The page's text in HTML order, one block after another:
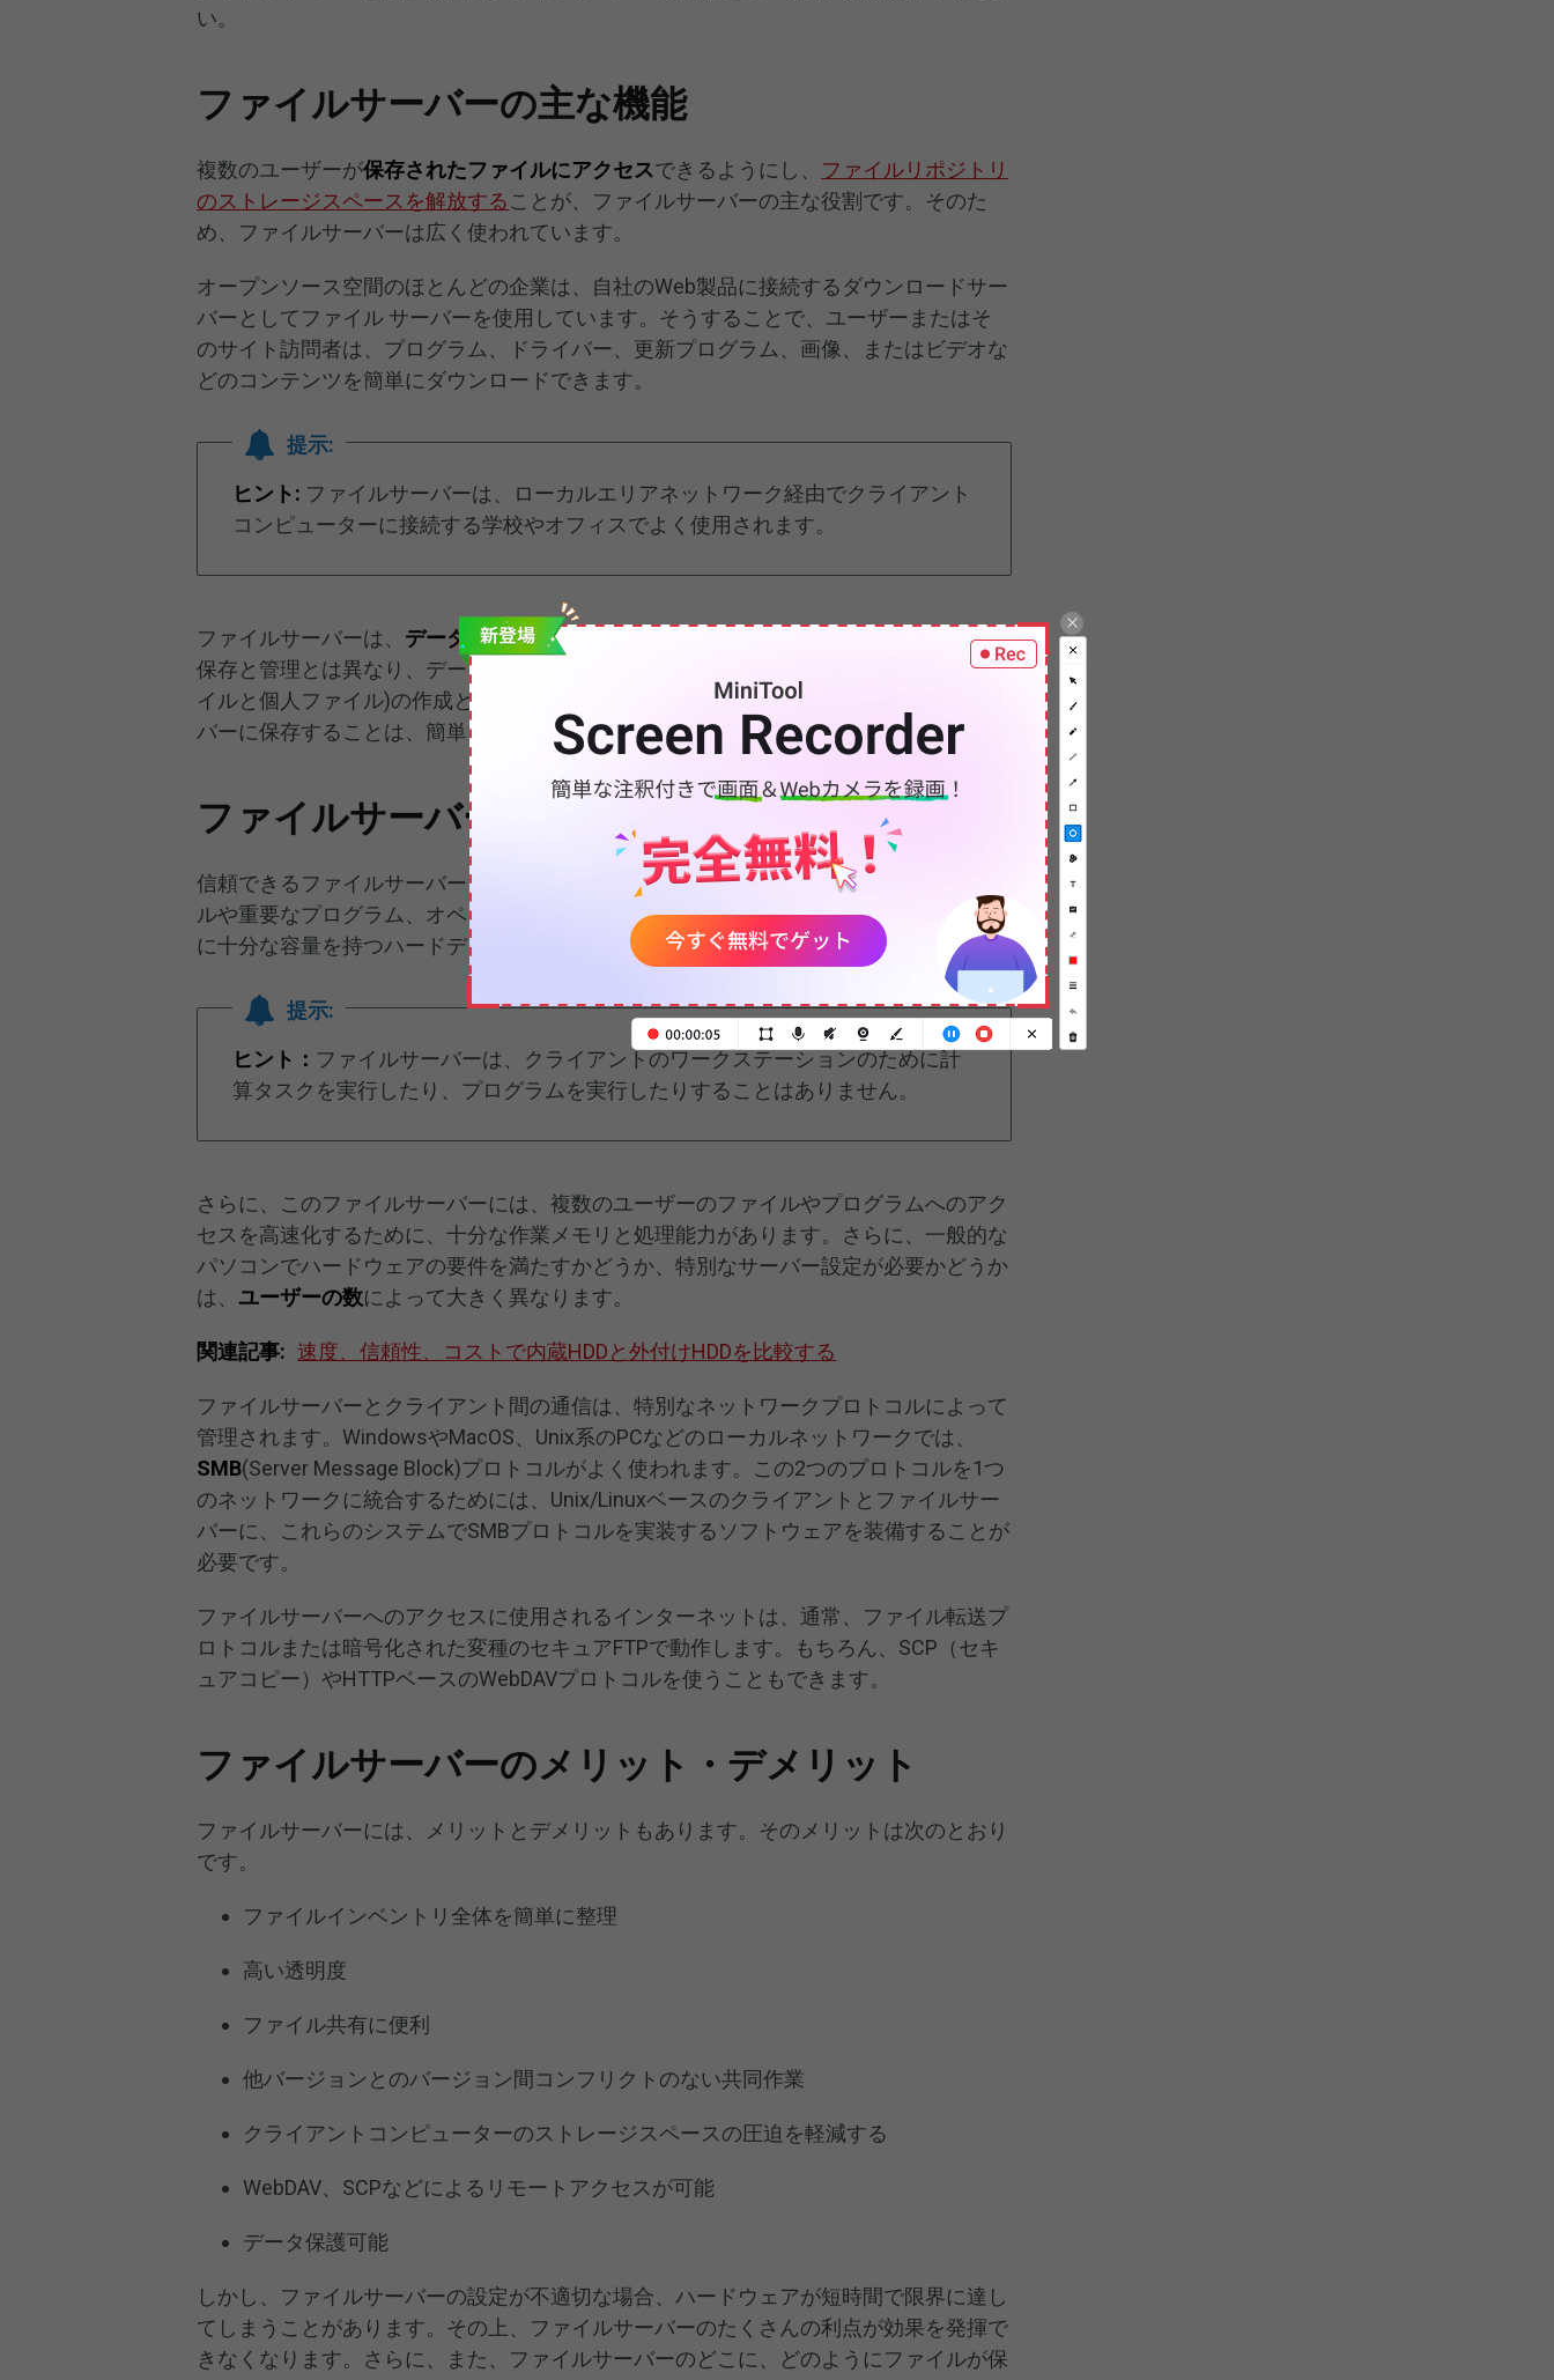
い。
ファイルサーバーの主な機能
複数のユーザーが保存されたファイルにアクセスできるようにし、 ファイルリポジトリ
のストレージスペースを解放することが、ファイルサーバーの主な役割です。そのた
め、ファイルサーバーは広く使われています。
オープンソース空間のほとんどの企業は、自社のWeb製品に接続するダウンロードサー
バーとしてファイル サーバーを使用しています。そうすることで、ユーザーまたはそ
のサイト訪問者は、プログラム、ドライバー、更新プログラム、画像、またはビデオな
どのコンテンツを簡単にダウンロードできます。
提示:
ヒント: ファイルサーバーは、ローカルエリアネットワーク経由でクライアント
コンピューターに接続する学校やオフィスでよく使用されます。
ファイルサーバーは、 データのバックアップ
にも使用できます。 関連するファイルの
保存と管理とは異なり、データのバックアップは、従来のバックアップ(システムファ
イルと個人ファイル)の作成と維持を指します。 これらのバックアップをファイルサー
バーに保存することは、簡単で安価な方法です。
ファイルサーバーの仕組み
信頼できるファイルサーバーとなるためには、適切なハードウェアが必要です。ファイ
ルや重要なプログラム、オペレーティングシステム、クライアントソフトウェアのため
に十分な容量を持つハードディスクを用意することも必要です。
提示:
ヒント： ファイルサーバーは、クライアントのワークステーションのために計
算タスクを実行したり、プログラムを実行したりすることはありません。
さらに、このファイルサーバーには、複数のユーザーのファイルやプログラムへのアク
セスを高速化するために、十分な作業メモリと処理能力があります。さらに、一般的な
パソコンでハードウェアの要件を満たすかどうか、特別なサーバー設定が必要かどうか
は、ユーザーの数によって大きく異なります。
関連記事: 速度、信頼性、コストで内蔵HDDと外付けHDDを比較する
ファイルサーバーとクライアント間の通信は、特別なネットワークプロトコルによって
管理されます。WindowsやMacOS、Unix系のPCなどのローカルネットワークでは、
SMB(Server Message Block)プロトコルがよく使われます。この2つのプロトコルを1つ
のネットワークに統合するためには、Unix/Linuxベースのクライアントとファイルサー
バーに、これらのシステムでSMBプロトコルを実装するソフトウェアを装備することが
必要です。
ファイルサーバーへのアクセスに使用されるインターネットは、通常、ファイル転送プ
ロトコルまたは暗号化された変種のセキュアFTPで動作します。もちろん、SCP（セキ
ュアコピー）やHTTPベースのWebDAVプロトコルを使うこともできます。
ファイルサーバーのメリット・デメリット
ファイルサーバーには、メリットとデメリットもあります。そのメリットは次のとおり
です。
ファイルインベントリ全体を簡単に整理
高い透明度
ファイル共有に便利
他バージョンとのバージョン間コンフリクトのない共同作業
クライアントコンピューターのストレージスペースの圧迫を軽減する
WebDAV、SCPなどによるリモートアクセスが可能
データ保護可能
しかし、ファイルサーバーの設定が不適切な場合、ハードウェアが短時間で限界に達し
てしまうことがあります。その上、ファイルサーバーのたくさんの利点が効果を発揮で
きなくなります。さらに、また、ファイルサーバーのどこに、どのようにファイルが保